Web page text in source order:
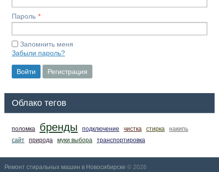
Пароль
Запомнить меня
Забыли пароль?
Войти Регистрация
Облако тегов
поломка бренды подключение чистка стирка
накипь
сайт
природа муки выбора транспортировка
Ремонт стиральных машин в Новосибирске © 2026